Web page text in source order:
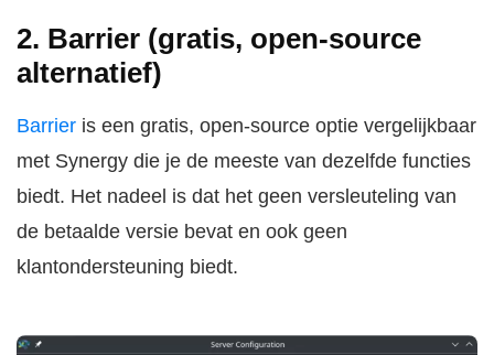
2. Barrier (gratis, open-source
alternatief)
Barrier is een gratis, open-source optie vergelijkbaar
met Synergy die je de meeste van dezelfde functies
biedt. Het nadeel is dat het geen versleuteling van
de betaalde versie bevat en ook geen
klantondersteuning biedt.